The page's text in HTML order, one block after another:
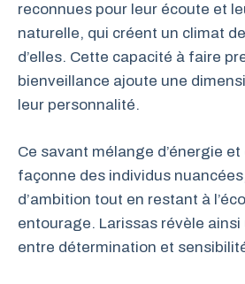
reconnues pour leur écoute et
naturelle, qui créent un climat
d’elles. Cette capacité à faire
bienveillance ajoute une
leur personnalité.
Ce savant mélange d’énergie
façonne des individus
d’ambition tout en restant à
entourage. Larissas révèle
entre détermination et